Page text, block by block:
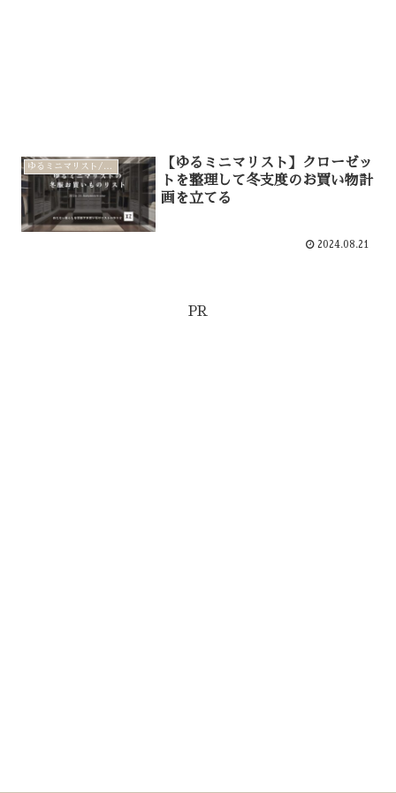
【ゆるミニマリスト】クローゼッ
トを整理して冬支度のお買い物計
画を立てる
2024.08.21
PR